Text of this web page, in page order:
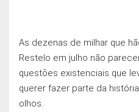
As dezenas de milhar que
Restelo em julho não
questōes existenciais que
querer fazer parte da
olhos.